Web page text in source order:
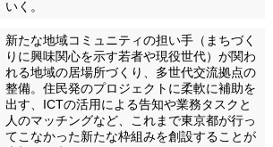
いく。
新たな地域コミュニティの担い手（まちづく
りに興味関心を示す若者や現役世代）が関わ
れる地域の居場所づくり、多世代交流拠点の
整備。住民発のプロジェクトに柔軟に補助を
出す、ICTの活用による告知や業務タスクと
人のマッチングなど、これまで東京都が行っ
てこなかった新たな枠組みを創設することが